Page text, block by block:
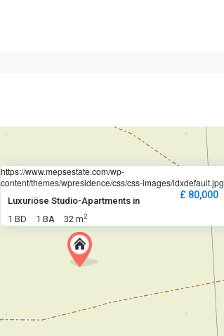
https://www.mepsestate.com/wp-
content/themes/wpresidence/css/css-images/idxdefault.jpg
Luxuriöse Studio-Apartments in
£ 80,000
1 BD 1 BA 32 m2